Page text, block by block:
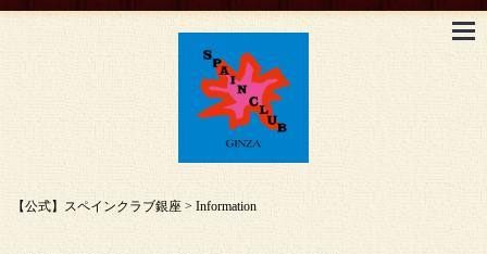
【公式】スペインクラブ銀座 >Information